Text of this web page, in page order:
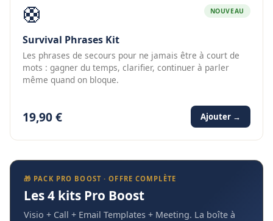
🛟 NOUVEAU
Survival Phrases Kit
Les phrases de secours pour ne jamais être à court de
mots : gagner du temps, clarifier, continuer à parler
même quand on bloque.
19,90 € Ajouter →
🎁 PACK PRO BOOST · OFFRE COMPLÈTE
Les 4 kits Pro Boost
Visio + Call + Email Templates + Meeting. La boîte à